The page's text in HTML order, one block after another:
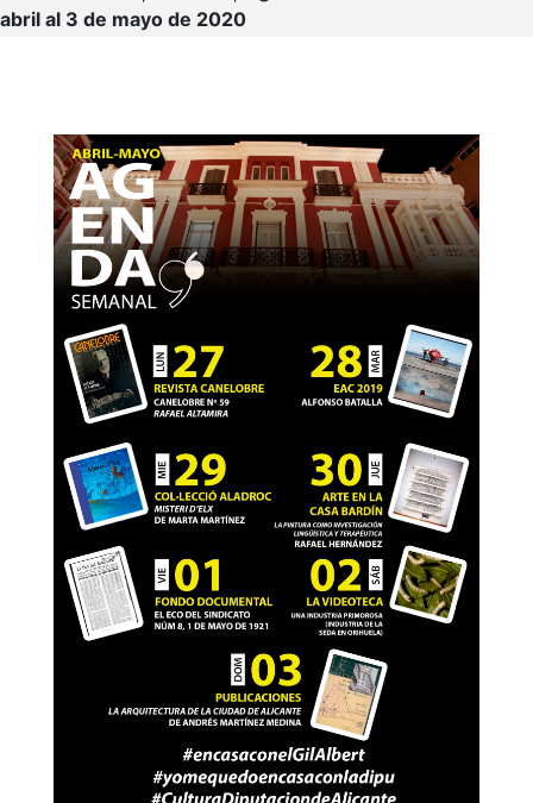
abril al 3 de mayo de 2020